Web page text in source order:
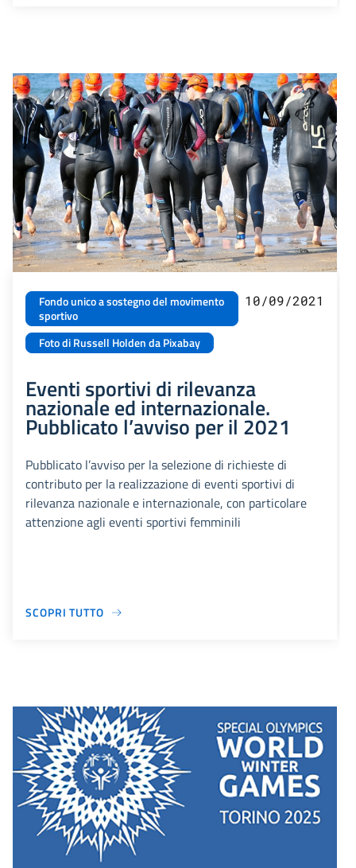
Fondo unico a sostegno del movimento
sportivo
Foto di Russell Holden da Pixabay
10/09/2021
Eventi sportivi di rilevanza
nazionale ed internazionale.
Pubblicato l’avviso per il 2021
Pubblicato l’avviso per la selezione di richieste di
contributo per la realizzazione di eventi sportivi di
rilevanza nazionale e internazionale, con particolare
attenzione agli eventi sportivi femminili
SCOPRI TUTTO